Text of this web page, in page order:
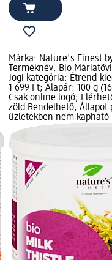
Márka: Nature's Finest
Terméknév: Bio
Jogi kategória: Étrend-
1 699 Ft; Alapár: 100 g
Csak online logó;
zöld Rendelhető, Állapot
üzletekben nem kapható